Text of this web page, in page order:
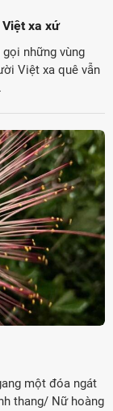
xa xứ
những vùng
Việt xa quê vẫn
một đóa ngát
thang/ Nữ hoàng